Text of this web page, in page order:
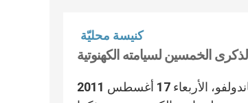
كنيسة محليّة
الخمسين لسيامته الكهنوتية